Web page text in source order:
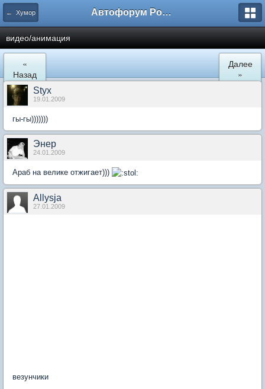
← Хумор Автофорум Ростова-на-Дону
видео/анимация
«
Назад
Далее
»
Styx
19.01.2009
гы-гы)))))))
Энер
24.01.2009
Араб на велике отжигает)))
Allysja
27.01.2009
везунчики